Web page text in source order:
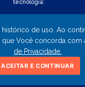
histórico de uso. Ao
que Você concorda com
de Privacidade.
ACEITAR E CONTINUAR
- FastObra. Todos os
02.559.428/0001-02